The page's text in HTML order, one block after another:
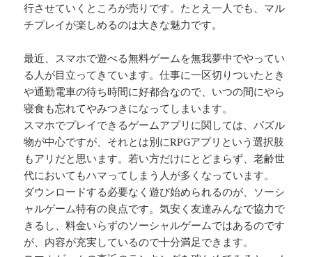
行させていくところが売りです。たとえ一人でも、マル
チプレイが楽しめるのは大きな魅力です。
最近、スマホで遊べる無料ゲームを無我夢中でやってい
る人が目立ってきています。仕事に一区切りついたとき
や通勤電車の待ち時間に好都合なので、いつの間にやら
寝食も忘れてやみつきになってしまいます。
スマホでプレイできるゲームアプリに関しては、パズル
物が中心ですが、それとは別にRPGアプリという選択肢
もアリだと思います。若い方だけにとどまらず、老齢世
代においてもハマってしまう人が多くなっています。
ダウンロードする必要なく遊び始められるのが、ソーシ
ャルゲーム特有の良点です。気安く友達みんなで協力で
きるし、料金いらずのソーシャルゲームではあるのです
が、内容が充実しているので十分満足できます。